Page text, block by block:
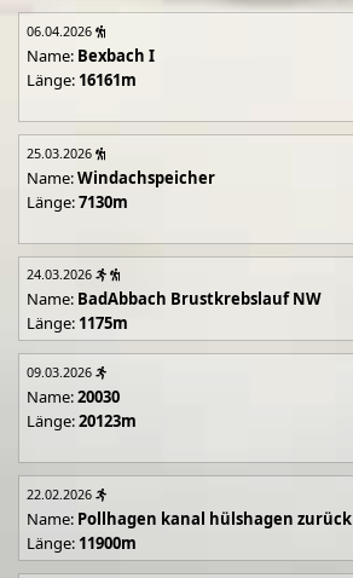
06.04.2026
Name: Bexbach I
Länge: 16161m
25.03.2026
Name:Windachspeicher
Länge:7130m
24.03.2026
Name: BadAbbach Brustkrebslauf NW
Länge: 1175m
09.03.2026
Name:20030
Länge:20123m
22.02.2026
Name: Pollhagen kanal hülshagen zurück
Länge: 11900m